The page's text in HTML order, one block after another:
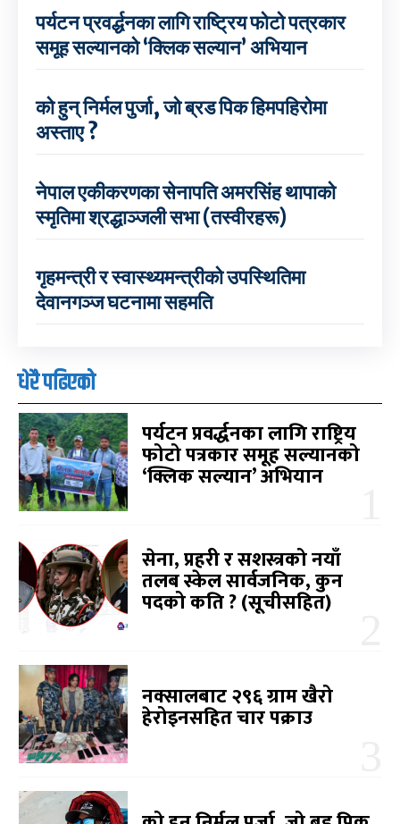
पर्यटन प्रवर्द्धनका लागि राष्ट्रिय फोटो पत्रकार
समूह सल्यानको ‘क्लिक सल्यान’ अभियान
को हुन् निर्मल पुर्जा, जो ब्रड पिक हिमपहिरोमा
अस्ताए ?
नेपाल एकीकरणका सेनापति अमरसिंह थापाको
स्मृतिमा श्रद्धाञ्जली सभा (तस्वीरहरू)
गृहमन्त्री र स्वास्थ्यमन्त्रीको उपस्थितिमा
देवानगञ्ज घटनामा सहमति
धेरै पढिएको
पर्यटन प्रवर्द्धनका लागि राष्ट्रिय
फोटो पत्रकार समूह सल्यानको
‘क्लिक सल्यान’ अभियान
सेना, प्रहरी र सशस्त्रको नयाँ
तलब स्केल सार्वजनिक, कुन
पदको कति ? (सूचीसहित)
नक्सालबाट २९६ ग्राम खैरो
हेरोइनसहित चार पक्राउ